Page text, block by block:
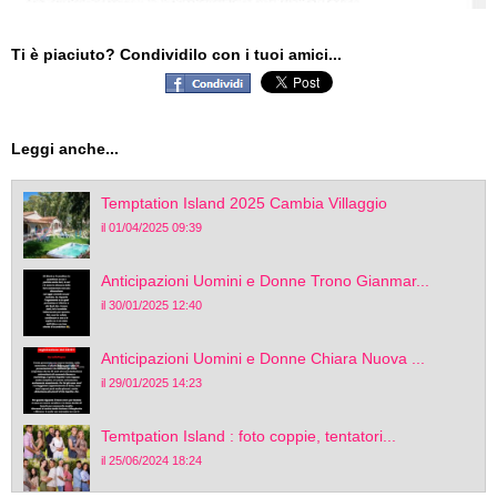
Ti è piaciuto? Condividilo con i tuoi amici...
Leggi anche...
Temptation Island 2025 Cambia Villaggio
il 01/04/2025 09:39
Anticipazioni Uomini e Donne Trono Gianmar...
il 30/01/2025 12:40
Anticipazioni Uomini e Donne Chiara Nuova ...
il 29/01/2025 14:23
Temtpation Island : foto coppie, tentatori...
il 25/06/2024 18:24